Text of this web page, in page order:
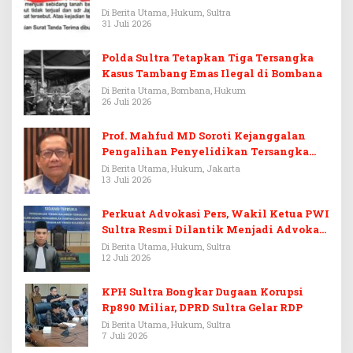
Di Berita Utama, Hukum, Sultra
31 Juli 2026
Polda Sultra Tetapkan Tiga Tersangka
Kasus Tambang Emas Ilegal di Bombana
Di Berita Utama, Bombana, Hukum
26 Juli 2026
Prof. Mahfud MD Soroti Kejanggalan
Pengalihan Penyelidikan Tersangka
Febrie Adriansyah
Di Berita Utama, Hukum, Jakarta
13 Juli 2026
Perkuat Advokasi Pers, Wakil Ketua PWI
Sultra Resmi Dilantik Menjadi Advokat
PERADI
Di Berita Utama, Hukum, Sultra
12 Juli 2026
KPH Sultra Bongkar Dugaan Korupsi
Rp890 Miliar, DPRD Sultra Gelar RDP
Di Berita Utama, Hukum, Sultra
7 Juli 2026